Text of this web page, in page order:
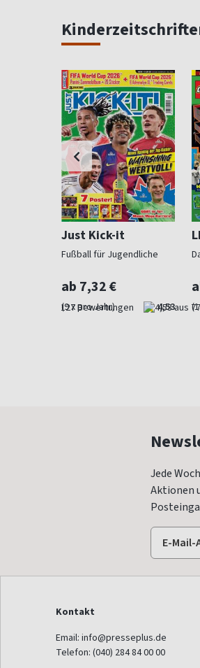
Just Kick-it
Fußball für Jugendliche
ab 7,32 €
(9 x pro Jahr) 4,53
Jede
Aktionen
Kontakt
Email: info@presseplus.de
Telefon: (040) 284 84 00 00